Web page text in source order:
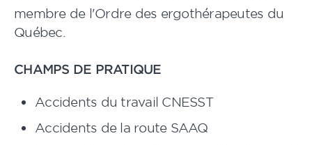
membre de l'Ordre des ergothérapeutes du
Québec.
CHAMPS DE PRATIQUE
Accidents du travail CNESST
Accidents de la route SAAQ